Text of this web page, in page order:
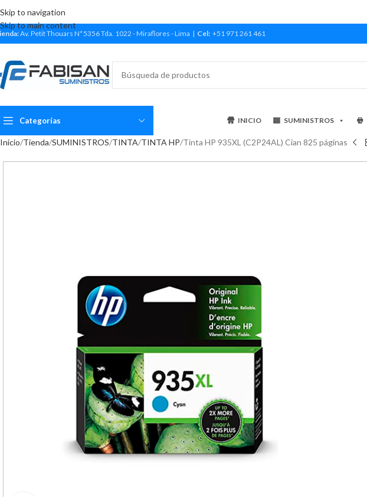
Skip to navigation
Skip to main content
Av. Petit Thouars Nª 5356 Tda. 1022 - Miraflores - Lima | Cel: +51 971 261 461
Categorías INICIO SUMINISTROS
Inicio Tienda SUMINISTROS TINTA TINTA HP Tinta HP 935XL (C2P24AL) Cian 825 páginas